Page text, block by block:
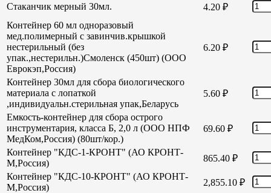
Стаканчик мерный 30мл. 4.20 ₽
Контейнер 60 мл одноразовый
мед.полимерный с завинчив.крышкой
нестерильный (без
упак.,нестерильн.)Смоленск (450шт) (ООО
Еврокэп,Россия)
6.20 ₽
Контейнер 30мл для сбора биологического
материала с лопаткой
,индивидуальн.стерильная упак,Беларусь
5.60 ₽
Емкость-контейнер для сбора острого
инструментария, класса Б, 2,0 л (ООО НПФ
МедКом,Россия) (80шт/кор.)
69.60 ₽
Контейнер "КДС-1-КРОНТ" (АО КРОНТ-
М,Россия)
865.40 ₽
Контейнер "КДС-10-КРОНТ" (АО КРОНТ-
М,Россия)
2,855.10 ₽